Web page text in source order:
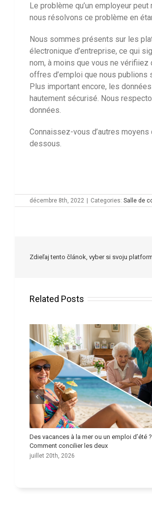
Le problème qu’un employeur
nous résolvons ce problème en
Nous sommes présents sur les
électronique d’entreprise, ce qui
nom, à moins que vous ne
offres d’emploi que nous
Plus important encore, les
hautement sécurisé. Nous
données.
Connaissez-vous d’autres
dessous.
décembre 8th, 2022 | Categories: Salle de
Zdieľaj tento článok, vyber si svoju
Related Posts
Des vacances à la mer ou un emploi d’été ?
Comment concilier les deux
juillet 20th, 2026